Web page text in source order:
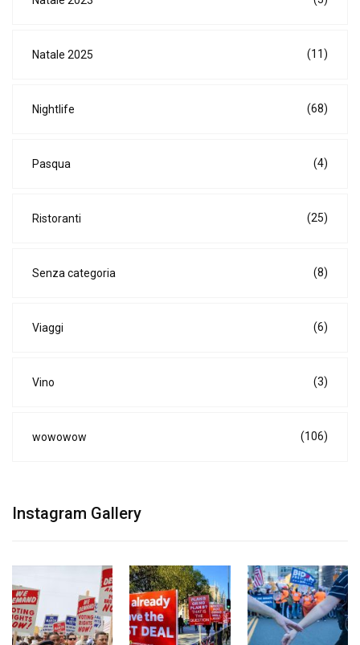
Natale 2025 (11)
Nightlife (68)
Pasqua (4)
Ristoranti (25)
Senza categoria (8)
Viaggi (6)
Vino (3)
wowowow (106)
Instagram Gallery